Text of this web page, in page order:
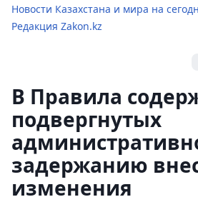
Новости Казахстана и мира на
Редакция Zakon.kz
В Правила
подвергнутых
задержанию
изменения